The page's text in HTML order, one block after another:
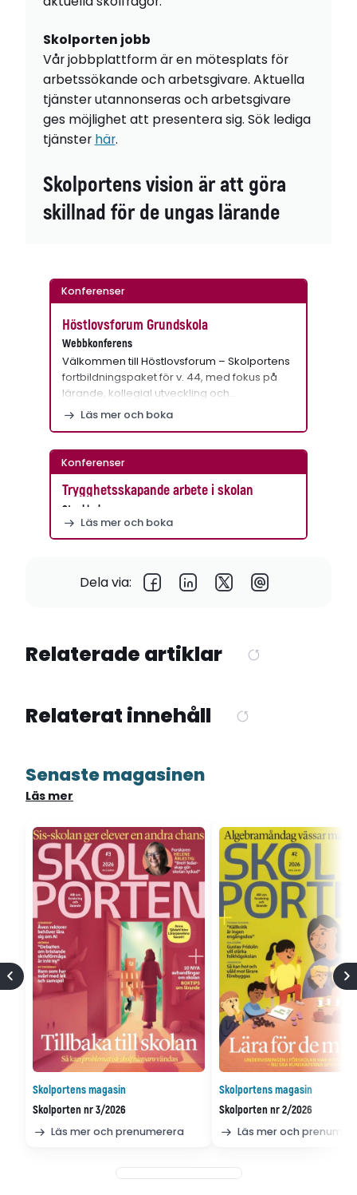
Skolporten jobb
Vår jobbplattform är en mötesplats för
arbetssökande och arbetsgivare. Aktuella
tjänster utannonseras och arbetsgivare
ges möjlighet att presentera sig. Sök lediga
tjänster här.
Skolportens vision är att göra
skillnad för de ungas lärande
Konferenser
Höstlovsforum Grundskola
Webbkonferens
Välkommen till Höstlovsforum – Skolportens
fortbildningspaket för v. 44, med fokus på
lärande, kollegial utveckling och…
Läs mer och boka
Konferenser
Trygghetsskapande arbete i skolan
Stockholm
Läs mer och boka
Dela via:
Relaterade artiklar
Relaterat innehåll
Senaste magasinen
Läs mer
Skolportens magasin
Skolporten nr 3/2026
Läs mer och prenumerera
Skolportens magasin
Skolporten nr 2/2026
Läs mer och